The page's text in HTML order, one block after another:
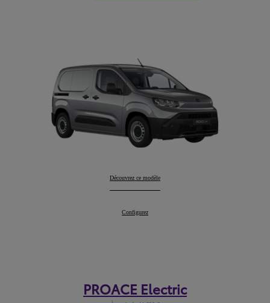
PROACE CITY:
Découvrez ce modèle
PROACE CITY
Configurez
PROACE Electric